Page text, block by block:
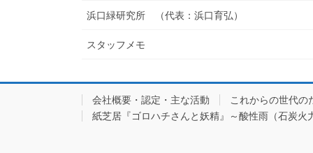
浜口緑研究所 （代表：浜口育弘）
スタッフメモ
会社概要・認定・主な活動
これからの世代の
紙芝居『ゴロハチさんと妖精』～酸性雨（石炭火